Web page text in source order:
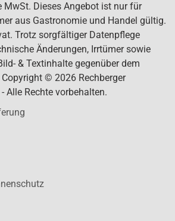
MwSt. Dieses Angebot ist nur für
aus Gastronomie und Handel gültig.
Trotz sorgfältiger Datenpflege
Änderungen, Irrtümer sowie
& Textinhalte gegenüber dem
© 2026 Rechberger
Alle Rechte vorbehalten.